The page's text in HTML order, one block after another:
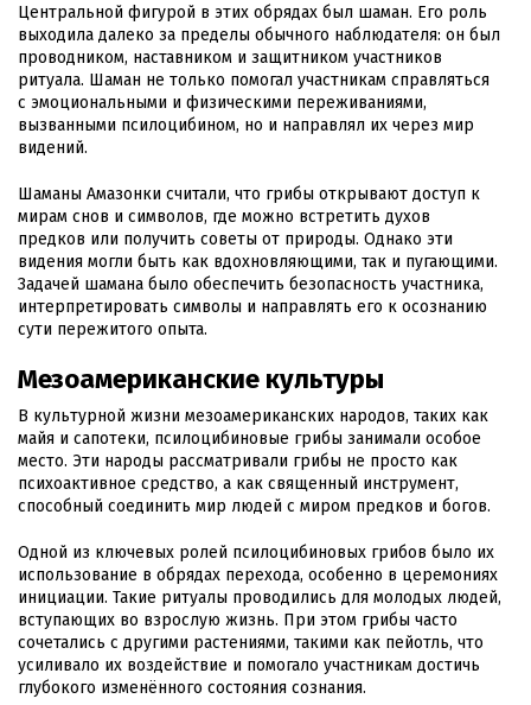
Центральной фигурой в этих обрядах был шаман. Его роль
выходила далеко за пределы обычного наблюдателя: он был
проводником, наставником и защитником участников
ритуала. Шаман не только помогал участникам справляться
с эмоциональными и физическими переживаниями,
вызванными псилоцибином, но и направлял их через мир
видений.
Шаманы Амазонки считали, что грибы открывают доступ к
мирам снов и символов, где можно встретить духов
предков или получить советы от природы. Однако эти
видения могли быть как вдохновляющими, так и пугающими.
Задачей шамана было обеспечить безопасность участника,
интерпретировать символы и направлять его к осознанию
сути пережитого опыта.
Мезоамериканские культуры
В культурной жизни мезоамериканских народов, таких как
майя и сапотеки, псилоцибиновые грибы занимали особое
место. Эти народы рассматривали грибы не просто как
психоактивное средство, а как священный инструмент,
способный соединить мир людей с миром предков и богов.
Одной из ключевых ролей псилоцибиновых грибов было их
использование в обрядах перехода, особенно в церемониях
инициации. Такие ритуалы проводились для молодых людей,
вступающих во взрослую жизнь. При этом грибы часто
сочетались с другими растениями, такими как пейотль, что
усиливало их воздействие и помогало участникам достичь
глубокого изменённого состояния сознания.